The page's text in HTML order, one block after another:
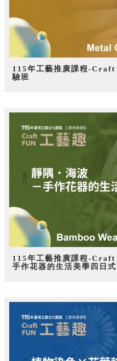
115年工藝推廣課程-Craft
驗班
115年工藝推廣課程-
手作花器的生活美學四日式